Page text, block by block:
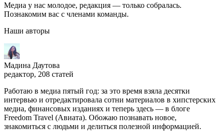
Медиа у нас молодое, редакция — только собралась.
Познакомим вас с членами команды.
Наши авторы
Мадина Даутова
редактор, 208 статей
Работаю в медиа пятый год: за это время взяла десятки
интервью и отредактировала сотни материалов в хипстерских
медиа, финансовых изданиях и теперь здесь — в блоге
Freedom Travel (Авиата). Обожаю познавать новое,
знакомиться с людьми и делиться полезной информацией.